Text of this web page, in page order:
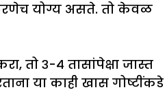
योग्य असते. तो केवळ
तो ३-४ तासांपेक्षा जास्त
या काही खास गोष्टींकडे